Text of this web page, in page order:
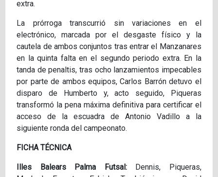
extra.
La prórroga transcurrió sin variaciones en el
electrónico, marcada por el desgaste físico y la
cautela de ambos conjuntos tras entrar el Manzanares
en la quinta falta en el segundo periodo extra. En la
tanda de penaltis, tras ocho lanzamientos impecables
por parte de ambos equipos, Carlos Barrón detuvo el
disparo de Humberto y, acto seguido, Piqueras
transformó la pena máxima definitiva para certificar el
acceso de la escuadra de Antonio Vadillo a la
siguiente ronda del campeonato.
FICHA TÉCNICA
Illes Balears Palma Futsal:Dennis, Piqueras,